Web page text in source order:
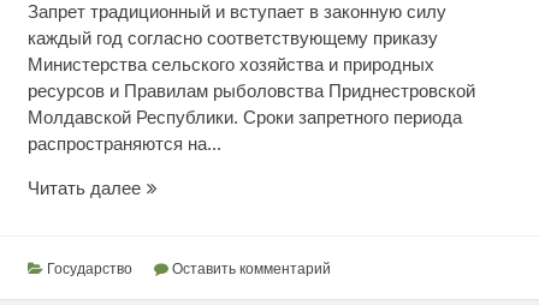
Запрет традиционный и вступает в законную силу
каждый год согласно соответствующему приказу
Министерства сельского хозяйства и природных
ресурсов и Правилам рыболовства Приднестровской
Молдавской Республики. Сроки запретного периода
распространяются на...
Читать далееЗапрет
ловлю
Государство Оставить комментарий